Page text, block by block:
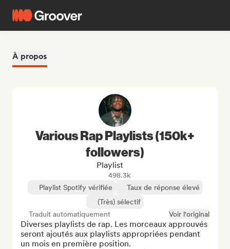
À propos
Various Rap Playlists (150k+
followers)
Playlist
498.3k
Playlist Spotify vérifiée
Taux de réponse élevé
(Très) sélectif
Traduit automatiquement
Voir l'original
Diverses playlists de rap. Les morceaux approuvés
seront ajoutés aux playlists appropriées pendant
un mois en première position.